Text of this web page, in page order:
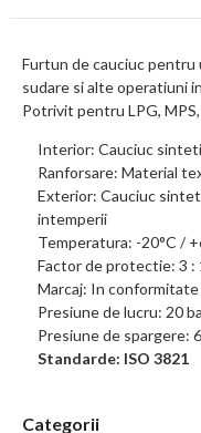
Furtun de cauciuc pentru
sudare si alte operatiuni
Potrivit pentru LPG,
Interior: Cauciuc
Ranforsare: Material
Exterior: Cauciuc
intemperii
Temperatura: -20°C /
Factor de protectie: 3 :
Marcaj: In
Presiune de lucru: 20
Presiune de spargere:
Standarde: ISO 3821
Categorii